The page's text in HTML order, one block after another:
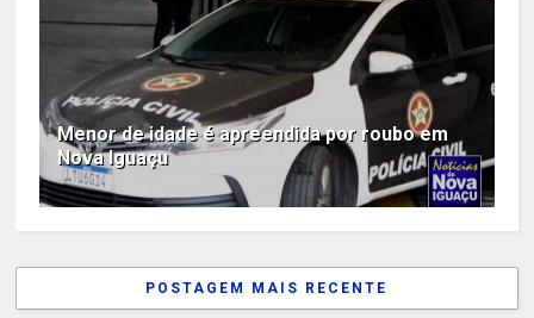
Menor de idade é apreendida por roubo em
Nova Iguaçu
POSTAGEM MAIS RECENTE